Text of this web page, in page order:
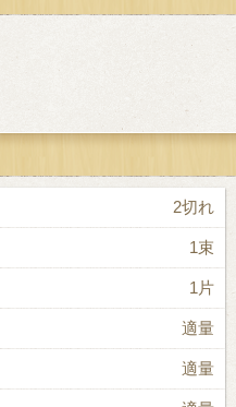
2切れ
1束
1片
適量
適量